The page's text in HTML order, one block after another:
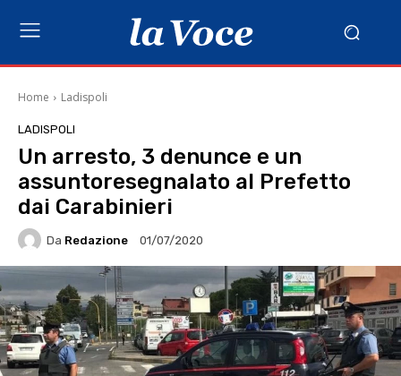
Home Ladispoli
LADISPOLI
Un arresto, 3 denunce e un
assuntoresegnalato al Prefetto
dai Carabinieri
Da Redazione 01/07/2020